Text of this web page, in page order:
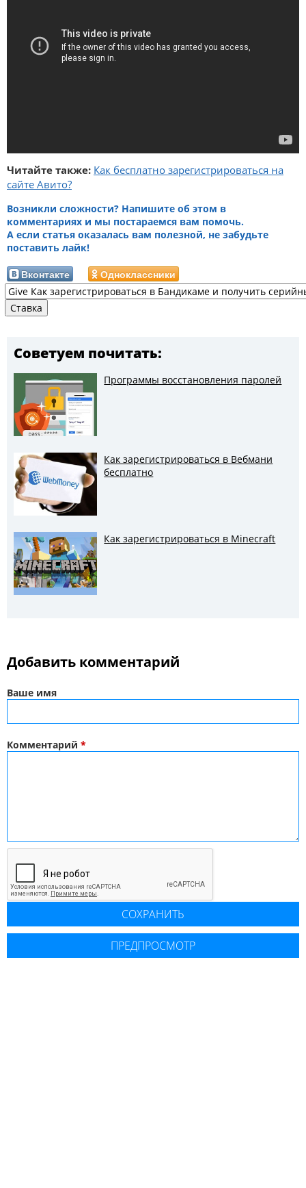
Читайте также: Как бесплатно зарегистрироваться на
сайте Авито?
Возникли сложности? Напишите об этом в
комментариях и мы постараемся вам помочь.
А если статья оказалась вам полезной, не забудьте
поставить лайк!
Вконтакте Одноклассники
Советуем почитать:
Программы восстановления паролей
Как зарегистрироваться в Вебмани
бесплатно
Как зарегистрироваться в Minecraft
Добавить комментарий
Ваше имя
Комментарий *